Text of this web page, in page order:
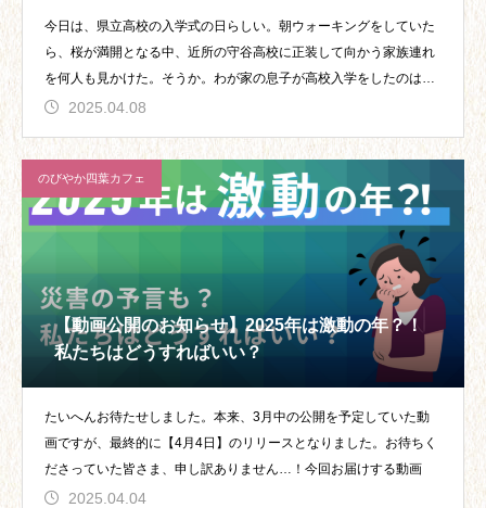
今日は、県立高校の入学式の日らしい。朝ウォーキングをしていた
ら、桜が満開となる中、近所の守谷高校に正装して向かう家族連れ
を何人も見かけた。そうか。わが家の息子が高校入学をしたのは何
年前2025.04.08
のびやか四葉カフェ
【動画公開のお知らせ】2025年は激動の年？！
私たちはどうすればいい？
たいへんお待たせしました。本来、3月中の公開を予定していた動
画ですが、最終的に【4月4日】のリリースとなりました。お待ちく
ださっていた皆さま、申し訳ありません…！今回お届けする動画
2025.04.04